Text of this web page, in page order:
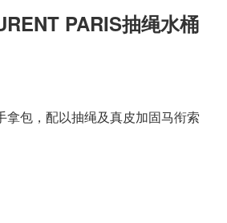
PARIS抽绳水桶
包，配以抽绳及真皮加固马衔索